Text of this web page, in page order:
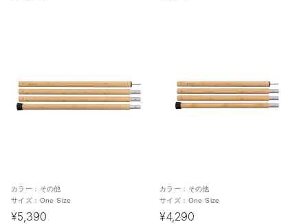
カラー： その他
サイズ： One Size
¥5,390
カラー： その他
サイズ： One Size
¥4,290